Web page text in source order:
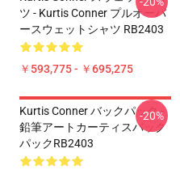
ツ - Kurtis Conner プルオーバ
ースウェットシャツ RB2403
￥593,775 - ￥695,275
Kurtis Conner バックパック -
鉛筆アートカーティスバック
パックRB2403
-20%